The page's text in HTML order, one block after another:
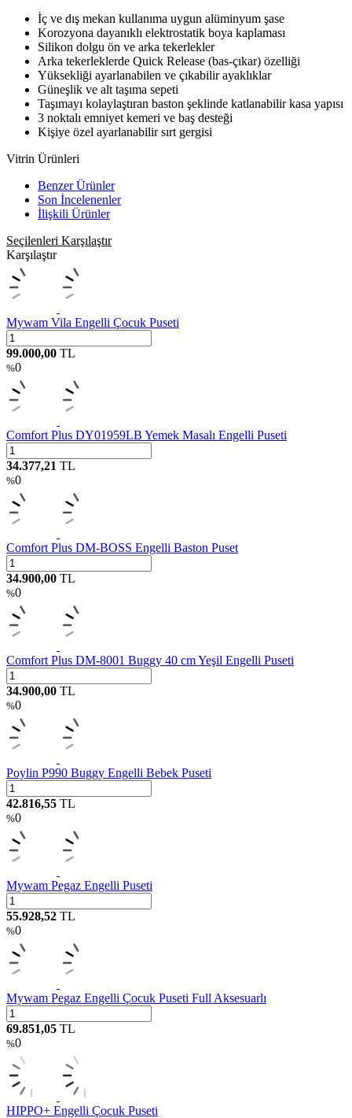
İç ve dış mekan kullanıma uygun alüminyum şase
Korozyona dayanıklı elektrostatik boya kaplaması
Silikon dolgu ön ve arka tekerlekler
Arka tekerleklerde Quick Release (bas-çıkar) özelliği
Yüksekliği ayarlanabilen ve çıkabilir ayaklıklar
Güneşlik ve alt taşıma sepeti
Taşımayı kolaylaştıran baston şeklinde katlanabilir kasa yapısı
3 noktalı emniyet kemeri ve baş desteği
Kişiye özel ayarlanabilir sırt gergisi
Vitrin Ürünleri
Benzer Ürünler
Son İncelenenler
İlişkili Ürünler
Seçilenleri Karşılaştır
Karşılaştır
Mywam Vila Engelli Çocuk Puseti
99.000,00 TL
%0
Comfort Plus DY01959LB Yemek Masalı Engelli Puseti
34.377,21 TL
%0
Comfort Plus DM-BOSS Engelli Baston Puset
34.900,00 TL
%0
Comfort Plus DM-8001 Buggy 40 cm Yeşil Engelli Puseti
34.900,00 TL
%0
Poylin P990 Buggy Engelli Bebek Puseti
42.816,55 TL
%0
Mywam Pegaz Engelli Puseti
55.928,52 TL
%0
Mywam Pegaz Engelli Çocuk Puseti Full Aksesuarlı
69.851,05 TL
%0
HIPPO+ Engelli Çocuk Puseti